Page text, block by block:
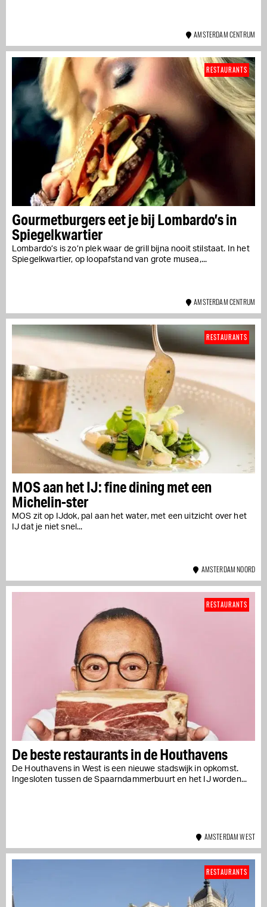
AMSTERDAM CENTRUM
Gourmetburgers eet je bij Lombardo’s in
Spiegelkwartier
Lombardo’s is zo’n plek waar de grill bijna nooit stilstaat. In het
Spiegelkwartier, op loopafstand van grote musea,...
RESTAURANTS
AMSTERDAM CENTRUM
MOS aan het IJ: fine dining met een
Michelin-ster
MOS zit op IJdok, pal aan het water, met een uitzicht over het
IJ dat je niet snel...
RESTAURANTS
AMSTERDAM NOORD
De beste restaurants in de Houthavens
De Houthavens in West is een nieuwe stadswijk in opkomst.
Ingesloten tussen de Spaarndammerbuurt en het IJ worden...
RESTAURANTS
AMSTERDAM WEST
RESTAURANTS